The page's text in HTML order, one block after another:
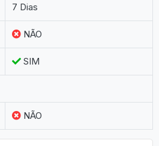
7 Dias
NÃO
SIM
NÃO